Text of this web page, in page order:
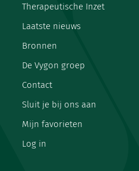
Therapeutische Inzet
Laatste nieuws
Bronnen
De Vygon groep
Contact
Sluit je bij ons aan
Mijn favorieten
Log in